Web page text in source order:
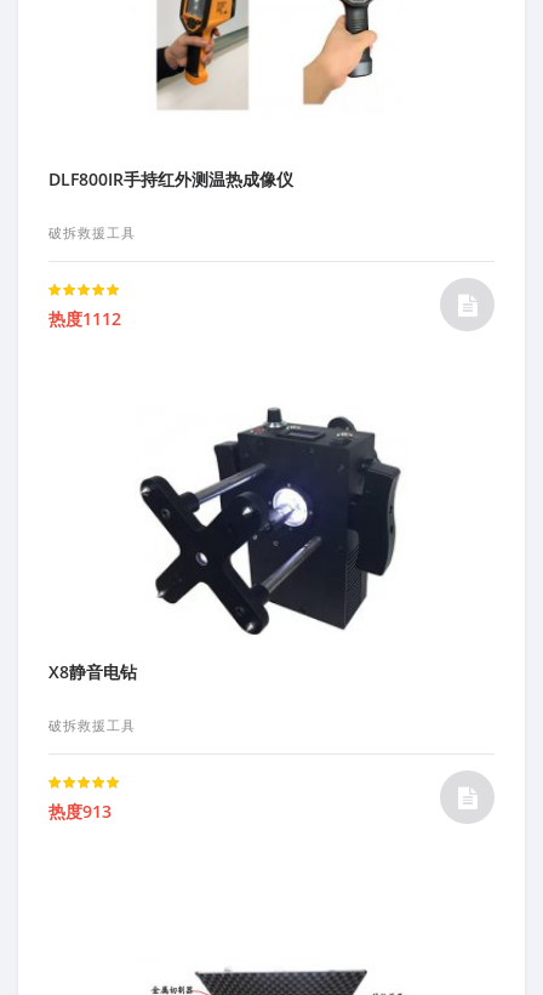
DLF800IR手持红外测温热成像仪
破拆救援工具
Rated
5.00out of 5
热度1112
X8静音电钻
破拆救援工具
Rated
5.00out of 5
热度913